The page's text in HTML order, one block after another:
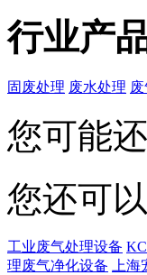
行业产
固废处理 废水处理
您可能
您还可以
工业废气处理设备
理废气净化设备
上